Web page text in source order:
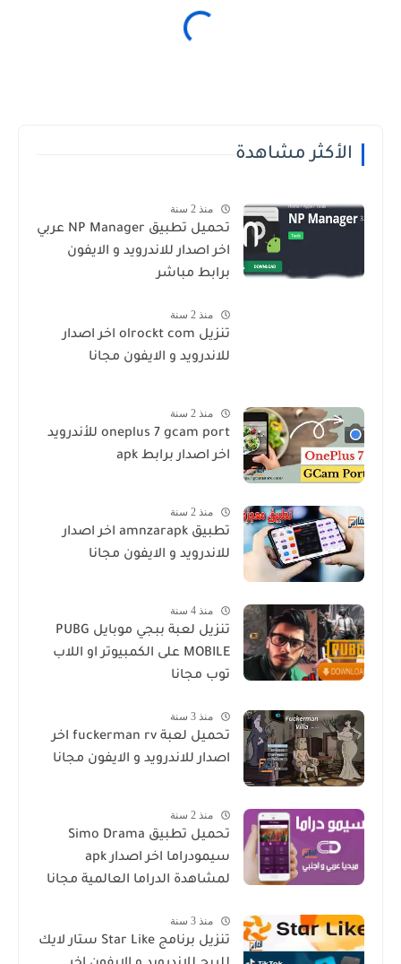
الأكثر مشاهدة
منذ 2 سنة
تحميل تطبيق NP Manager عربي
اخر اصدار للاندرويد و الايفون
برابط مباشر
منذ 2 سنة
تنزيل olrockt com اخر اصدار
للاندرويد و الايفون مجانا
منذ 2 سنة
oneplus 7 gcam port للأندرويد
اخر اصدار برابط apk
منذ 2 سنة
تطبيق amnzarapk اخر اصدار
للاندرويد و الايفون مجانا
منذ 4 سنة
تنزيل لعبة ببجي موبايل PUBG
MOBILE على الكمبيوتر او اللاب
توب مجانا
منذ 3 سنة
تحميل لعبة fuckerman rv اخر
اصدار للاندرويد و الايفون مجانا
منذ 2 سنة
تحميل تطبيق Simo Drama
سيمودراما اخر اصدار apk
لمشاهدة الدراما العالمية مجانا
منذ 3 سنة
تنزيل برنامج Star Like ستار لايك